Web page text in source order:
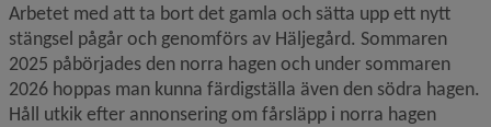
Arbetet med att ta bort det gamla och sätta upp ett nytt
stängsel pågår och genomförs av Häljegård. Sommaren
2025 påbörjades den norra hagen och under sommaren
2026 hoppas man kunna färdigställa även den södra hagen.
Håll utkik efter annonsering om fårsläpp i norra hagen